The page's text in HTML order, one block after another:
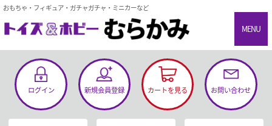
おもちゃ・フィギュア・ガチャガチャ・ミニカーなど
MENU
ログイン 新規会員登録 カートを見る お問い合わせ